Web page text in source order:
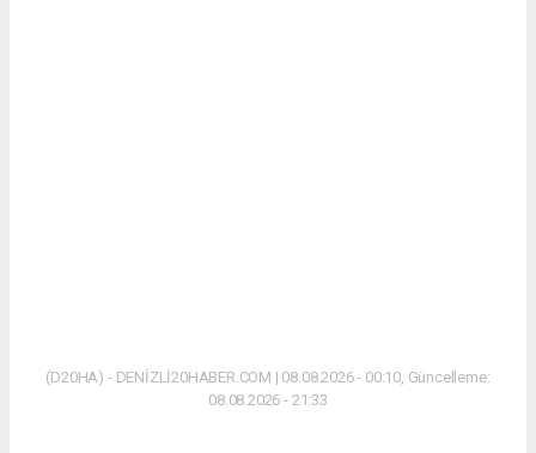
(D20HA) - DENİZLİ20HABER.COM | 08.08.2026 - 00:10, Güncelleme:
08.08.2026 - 21:33